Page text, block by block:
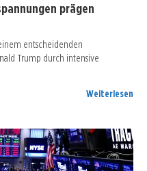
prägen
entscheidenden
Trump durch intensive
Weiterlesen